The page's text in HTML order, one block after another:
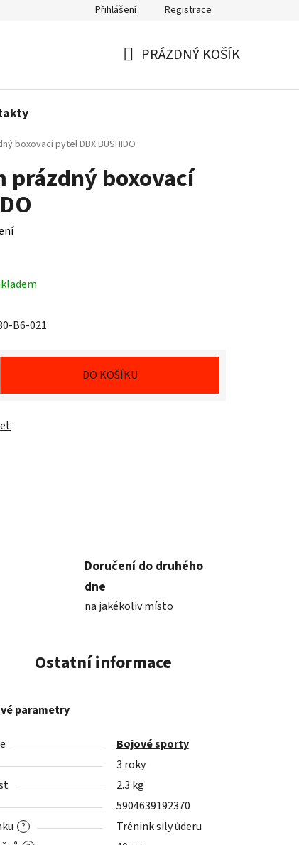
Politika používání cookiesPřihlášení Registrace
PRÁZDNÝ KOŠÍK
boxovací pytel DBX BUSHIDO
prázdný boxovací
B6-021
DO KOŠÍKU
Doručení do druhého
dne
na jakékoliv místo
Ostatní informace
parametry
Bojové sporty
3 roky
2.3 kg
5904639192370
? Trénink sily úderu